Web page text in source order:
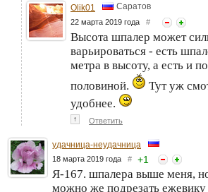
Olik01 Саратов
22 марта 2019 года #
Высота шпалер может
варьироваться - есть
метра в высоту, а есть и
половиной.
Тут уж
удобнее.
↑ Ответить
удачница-неудачница
18 марта 2019 года # +1
Я-167. шпалера выше меня,
можно же подрезать